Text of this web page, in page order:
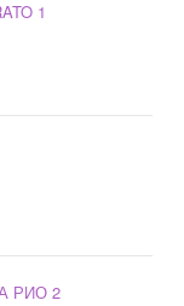
1
РИО 2